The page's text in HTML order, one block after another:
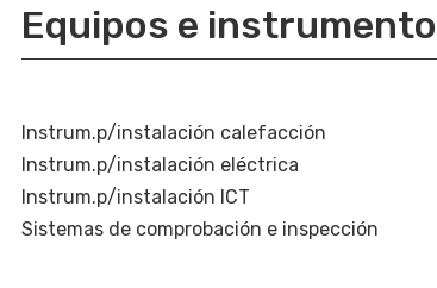
Equipos e
Instrum.p/instalación calefacción
Instrum.p/instalación eléctrica
Instrum.p/instalación ICT
Sistemas de comprobación e inspección